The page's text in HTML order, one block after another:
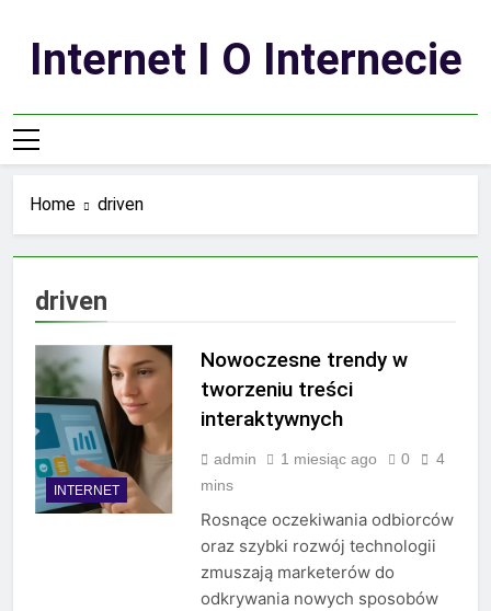
contentInternet I O Internecie
Home driven
driven
INTERNET
Nowoczesne trendy w
tworzeniu treści
interaktywnych
admin 1 miesiąc ago 0
4
mins
Rosnące oczekiwania odbiorców
oraz szybki rozwój technologii
zmuszają marketerów do
odkrywania nowych sposobów